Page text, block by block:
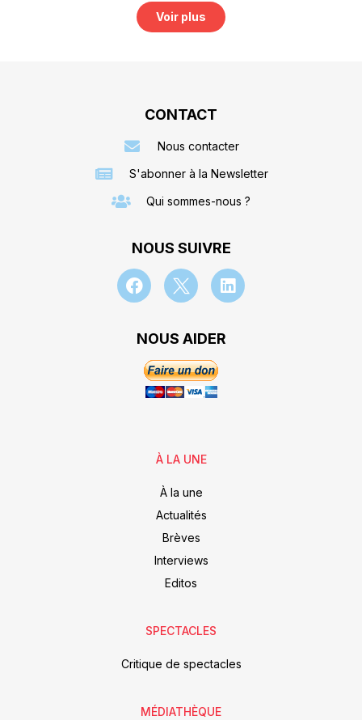
Voir plus
CONTACT
Nous contacter
S'abonner à la Newsletter
Qui sommes-nous ?
NOUS SUIVRE
NOUS AIDER
À LA UNE
À la une
Actualités
Brèves
Interviews
Editos
SPECTACLES
Critique de spectacles
MÉDIATHÈQUE